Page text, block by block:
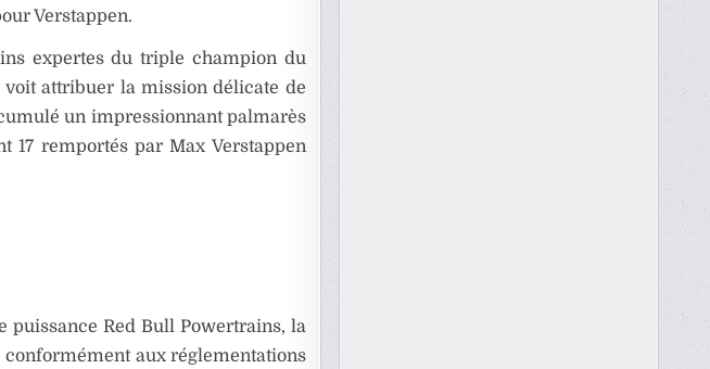
Verstappen.
expertes du triple champion du
voit attribuer la mission délicate de
un impressionnant palmarès
17 remportés par Max Verstappen
puissance Red Bull Powertrains, la
conformément aux réglementations